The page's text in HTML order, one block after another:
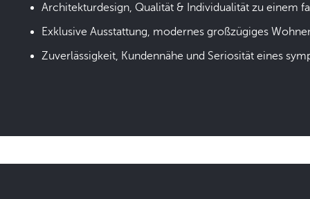
Architekturdesign, Qualität & Individualität zu einem
Exklusive Ausstattung, modernes großzügiges
Zuverlässigkeit, Kundennähe und Seriosität eines